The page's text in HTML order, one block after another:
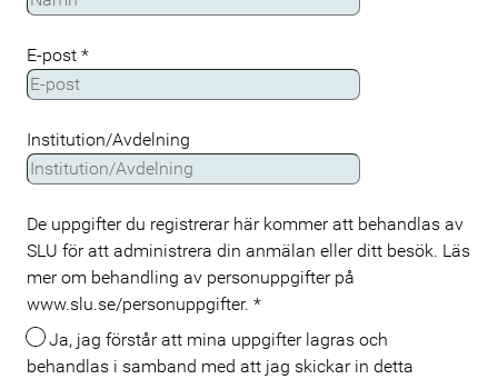
E-post *
Institution/Avdelning
De uppgifter du registrerar här kommer att behandlas av
SLU för att administrera din anmälan eller ditt besök. Läs
mer om behandling av personuppgifter på
www.slu.se/personuppgifter. *
Ja, jag förstår att mina uppgifter lagras och
behandlas i samband med att jag skickar in detta